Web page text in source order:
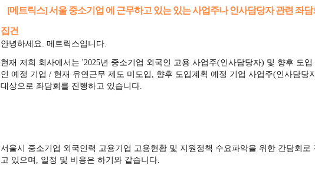
[메트릭스] 서울 중소기업 에 근무하고 있는 있는 사업주나 인사담당자 관련 좌담
집건
안녕하세요. 메트릭스입니다.
현재 저희 회사에서는 '2025년 중소기업 외국인 고용 사업주(인사담당자) 및 향후 도입
인 예정 기업 / 현재 유연근무 제도 미도입, 향후 도입계획 예정 기업 사업주(인사담당
대상으로 좌담회를 진행하고 있습니다.
서울시 중소기업 외국인력 고용기업 고용현황 및 지원정책 수요파악을 위한 간담회로
고 있으며, 일정 및 비용은 하기와 같습니다.